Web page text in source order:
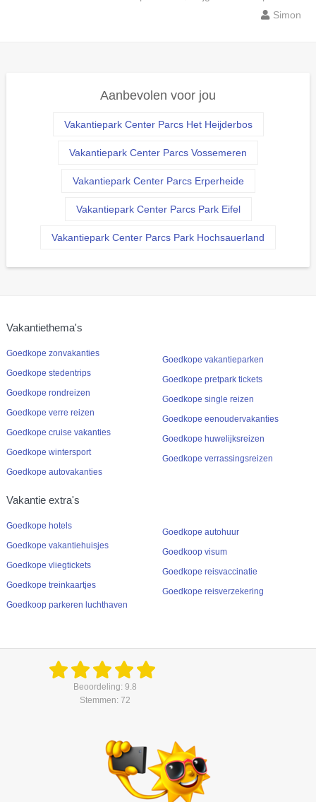
Simon
Aanbevolen voor jou
Vakantiepark Center Parcs Het Heijderbos
Vakantiepark Center Parcs Vossemeren
Vakantiepark Center Parcs Erperheide
Vakantiepark Center Parcs Park Eifel
Vakantiepark Center Parcs Park Hochsauerland
Vakantiethema's
Goedkope zonvakanties
Goedkope stedentrips
Goedkope rondreizen
Goedkope verre reizen
Goedkope cruise vakanties
Goedkope wintersport
Goedkope autovakanties
Goedkope vakantieparken
Goedkope pretpark tickets
Goedkope single reizen
Goedkope eenoudervakanties
Goedkope huwelijksreizen
Goedkope verrassingsreizen
Vakantie extra's
Goedkope hotels
Goedkope vakantiehuisjes
Goedkope vliegtickets
Goedkope treinkaartjes
Goedkoop parkeren luchthaven
Goedkope autohuur
Goedkoop visum
Goedkope reisvaccinatie
Goedkope reisverzekering
Beoordeling: 9.8
Stemmen: 72